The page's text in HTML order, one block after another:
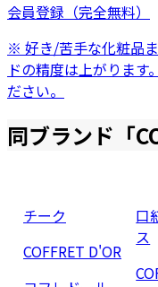
会員登録（完全無料）
※ 好き/苦手な化粧品
ドの精度は上がります
ださい。
同ブランド「
チーク
COFFRET D'OR
口
ス